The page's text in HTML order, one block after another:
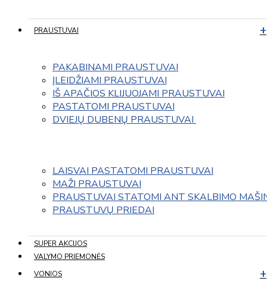
PRAUSTUVAI
PAKABINAMI PRAUSTUVAI
ĮLEIDŽIAMI PRAUSTUVAI
IŠ APAČIOS KLIJUOJAMI PRAUSTUVAI
PASTATOMI PRAUSTUVAI
DVIEJŲ DUBENŲ PRAUSTUVAI
LAISVAI PASTATOMI PRAUSTUVAI
MAŽI PRAUSTUVAI
PRAUSTUVAI STATOMI ANT SKALBIMO
PRAUSTUVŲ PRIEDAI
SUPER AKCIJOS
VALYMO PRIEMONĖS
VONIOS